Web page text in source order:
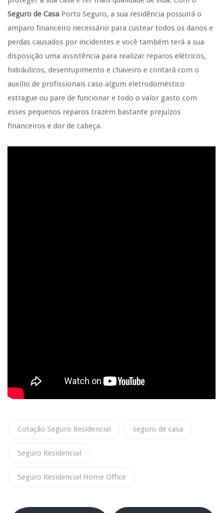
Seguro de Casa Porto Seguro, a sua residência possuirá o
amparo financeiro necessário para custear todos os danos e
perdas causados por incidentes e você também terá a sua
disposição uma assistência para realizar reparos elétricos,
hidráulicos, desentupimento e chaveiro e contará com o
auxílio de profissionais caso algum eletrodoméstico
estrague ou pare de funcionar e todo o valor gasto com
esses pequenos reparos trazem bastante prejuízos
financeiros e dor de cabeça.
Cotação Seguro Residencial seguro de casa
Seguro Residencial
Seguro Residencial Home Office